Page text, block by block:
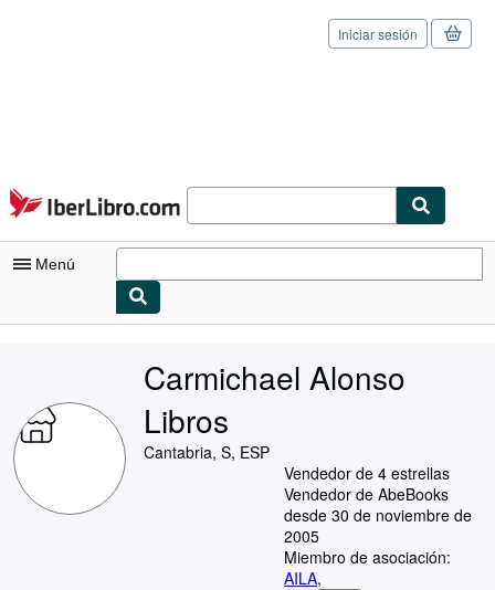
Pasar al contenido principal
IberLibro.com
Iniciar sesión
Menú
Consultar mis pedidos
Cerrar sesión
Búsqueda avanzada
Colecciones
Carmichael Alonso
Libros
Cantabria, S, ESP
Vendedor de 4 estrellas
Vendedor de AbeBooks
desde 30 de noviembre de
2005
Miembro de asociación:
AILA,